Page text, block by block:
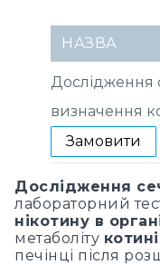
НАЗВА
Дослідження
визначення
Замовити
Дослідження
лабораторний
нікотину в
метаболіту
печінці після